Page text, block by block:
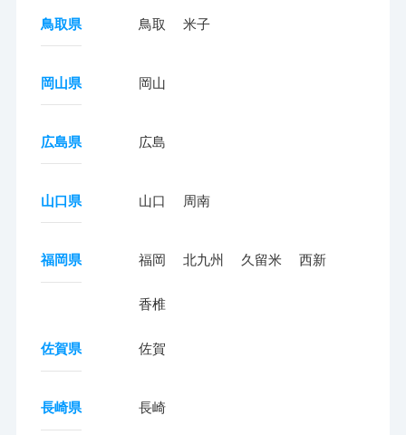
鳥取県 鳥取 米子
岡山県 岡山
広島県 広島
山口県 山口 周南
福岡県 福岡 北九州 久留米 西新
香椎
佐賀県 佐賀
長崎県 長崎